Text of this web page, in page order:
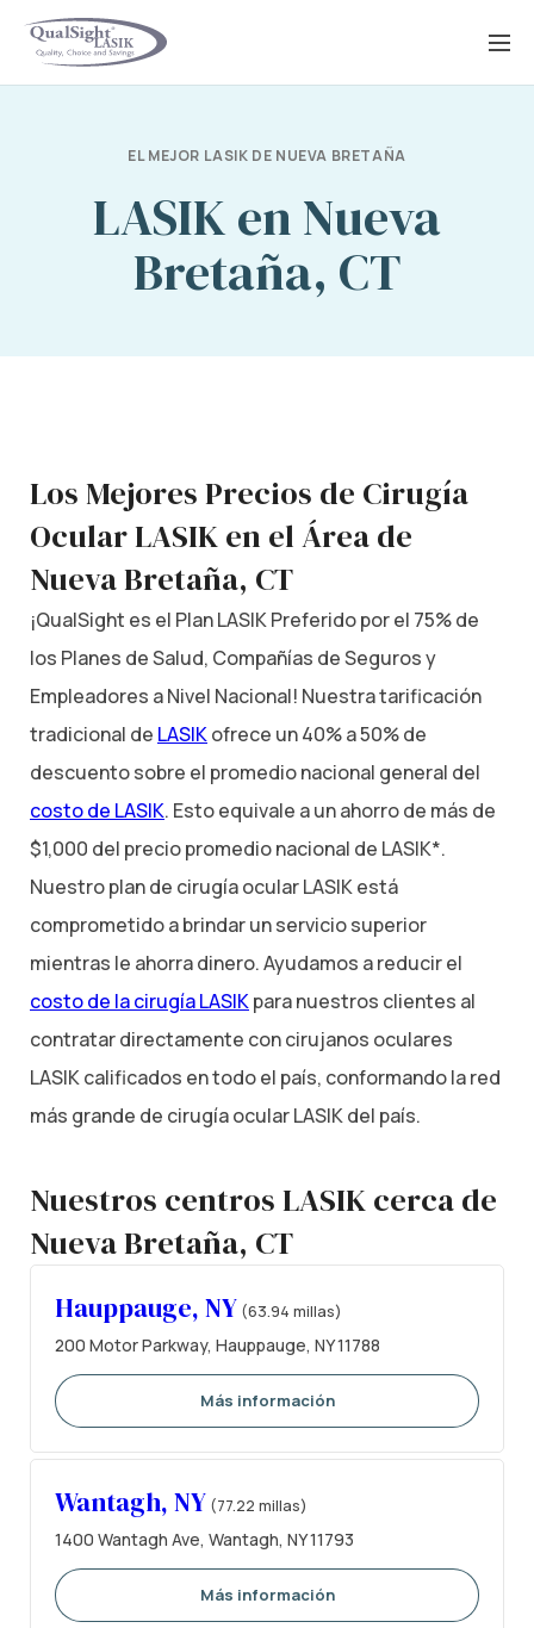
Saltar
EL MEJOR LASIK DE NUEVA BRETAÑA
LASIK en Nueva
Bretaña, CT
Los Mejores Precios de Cirugía
Ocular LASIK en el Área de
Nueva Bretaña, CT
¡QualSight es el Plan LASIK Preferido por el 75% de
los Planes de Salud, Compañías de Seguros y
Empleadores a Nivel Nacional! Nuestra tarificación
tradicional de LASIKofrece un 40% a 50% de
descuento sobre el promedio nacional general del
costo de LASIK. Esto equivale a un ahorro de más de
$1,000 del precio promedio nacional de LASIK*.
Nuestro plan de cirugía ocular LASIK está
comprometido a brindar un servicio superior
mientras le ahorra dinero. Ayudamos a reducir el
costo de la cirugía LASIKpara nuestros clientes al
contratar directamente con cirujanos oculares
LASIK calificados en todo el país, conformando la red
más grande de cirugía ocular LASIK del país.
Nuestros centros LASIK cerca de
Nueva Bretaña, CT
Hauppauge, NY (63.94 millas)
200 Motor Parkway, Hauppauge, NY 11788
Más información
Wantagh, NY (77.22 millas)
1400 Wantagh Ave, Wantagh, NY 11793
Más información